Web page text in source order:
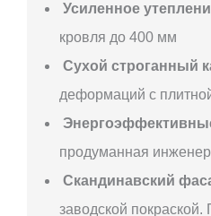
Усиленное
кровля до 400 мм
Сухой строганный
деформаций с
продуманная
Скандинавский
заводской